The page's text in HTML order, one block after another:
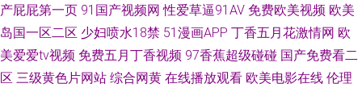
产屁屁第一页 91国产视频网 性爱草逼91AV 免费欧美视频 欧美
岛国一区二区 少妇喷水18禁 51漫画APP 丁香五月花激情网 欧
美爱爱tv视频 免费五月丁香视频 97香蕉超级碰碰 国产免费看二
区 三级黄色片网站 综合网黄 在线播放观看 欧美电影在线 伦理